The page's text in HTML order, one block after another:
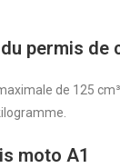
permis de
de 125
moto A1